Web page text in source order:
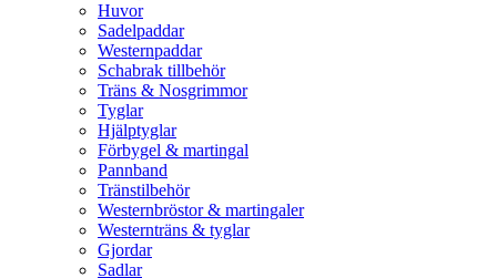
Huvor
Sadelpaddar
Westernpaddar
Schabrak tillbehör
Träns & Nosgrimmor
Tyglar
Hjälptyglar
Förbygel & martingal
Pannband
Tränstilbehör
Westernbröstor & martingaler
Westernträns & tyglar
Gjordar
Sadlar